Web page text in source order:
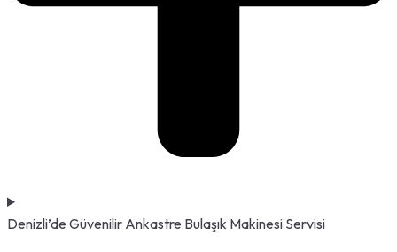
Denizli’de Güvenilir Ankastre Bulaşık Makinesi Servisi